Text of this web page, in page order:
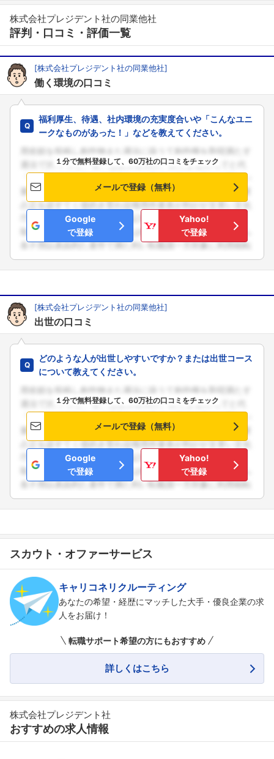
フォローしました
こちらの企業もフォローしませんか？
株式会社プレジデント社の同業他社
評判・口コミ・評価一覧
[株式会社プレジデント社の同業他社]
働く環境の口コミ
福利厚生、待遇、社内環境の充実度合いや「こんなユニ
ークなものがあった！」などを教えてください。
１分で無料登録して、60万社の口コミをチェック
メールで登録（無料）
Google
で登録
Yahoo!
で登録
[株式会社プレジデント社の同業他社]
出世の口コミ
どのような人が出世しやすいですか？または出世コース
について教えてください。
１分で無料登録して、60万社の口コミをチェック
メールで登録（無料）
Google
で登録
Yahoo!
で登録
スカウト・オファーサービス
キャリコネリクルーティング
あなたの希望・経歴にマッチした大手・優良企業の求
人をお届け！
転職サポート希望の方にもおすすめ
詳しくはこちら
株式会社プレジデント社
おすすめの求人情報